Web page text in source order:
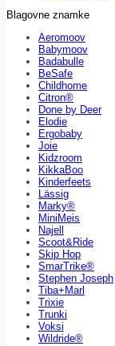
Blagovne znamke
Aeromoov
Babymoov
Badabulle
BeSafe
Childhome
Citron®
Done by Deer
Elodie
Ergobaby
Joie
Kidzroom
KikkaBoo
Kinderfeets
Lässig
Marky®
MiniMeis
Najell
Scoot&Ride
Skip Hop
SmarTrike®
Stephen Joseph
Tiba+Marl
Trixie
Trunki
Voksi
Wildride®